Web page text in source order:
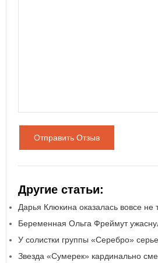
Отправить Отзыв
Другие статьи:
Дарья Клюкина оказалась вовсе не
Беременная Ольга Фреймут
У солистки группы «Серебро»
Звезда «Сумерек» кардинально